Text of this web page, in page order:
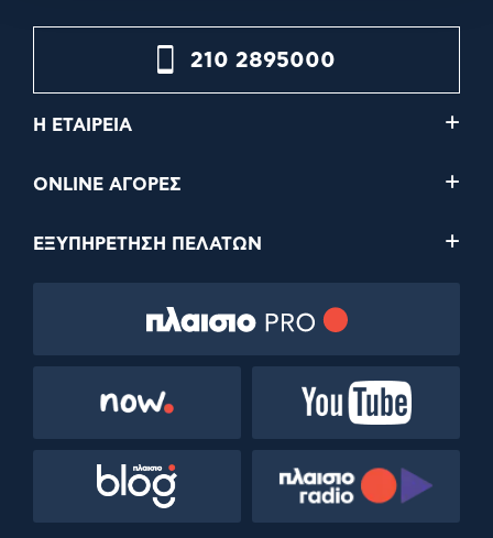
210 2895000
Η ΕΤΑΙΡΕΙΑ
ONLINE ΑΓΟΡΕΣ
ΕΞΥΠΗΡΕΤΗΣΗ ΠΕΛΑΤΩΝ